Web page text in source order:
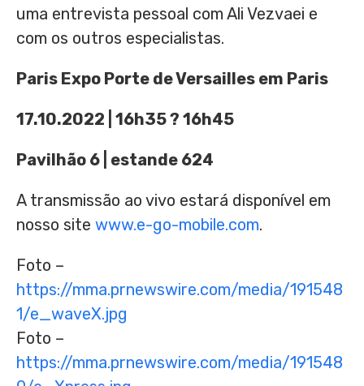
uma entrevista pessoal com Ali Vezvaei e
com os outros especialistas.
Paris Expo Porte deVersailles em Paris
17.10.2022 | 16h35 ? 16h45
Pavilhão 6 | estande 624
A transmissão ao vivo estará disponível em
nosso site www.e-go-mobile.com.
Foto –
https://mma.prnewswire.com/media/191548
1/e_waveX.jpg
Foto –
https://mma.prnewswire.com/media/191548